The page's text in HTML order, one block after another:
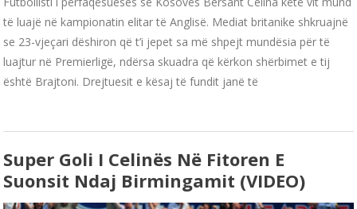
të luajë në kampionatin elitar të Anglisë. Mediat britanike shkruajnë
se 23-vjeçari dëshiron që t’i jepet sa më shpejt mundësia për të
luajtur në Premierligë, ndërsa skuadra që kërkon shërbimet e tij
është Brajtoni. Drejtuesit e kësaj të fundit janë të
Super Goli I Celinës Në Fitoren E
Suonsit Ndaj Birmingamit (VIDEO)